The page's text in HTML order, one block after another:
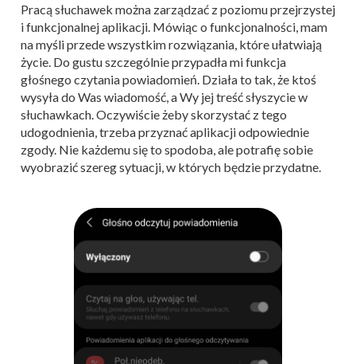
Pracą słuchawek można zarządzać z poziomu przejrzystej
i funkcjonalnej aplikacji. Mówiąc o funkcjonalności, mam
na myśli przede wszystkim rozwiązania, które ułatwiają
życie. Do gustu szczególnie przypadła mi funkcja
głośnego czytania powiadomień. Działa to tak, że ktoś
wysyła do Was wiadomość, a Wy jej treść słyszycie w
słuchawkach. Oczywiście żeby skorzystać z tego
udogodnienia, trzeba przyznać aplikacji odpowiednie
zgody. Nie każdemu się to spodoba, ale potrafię sobie
wyobrazić szereg sytuacji, w których będzie przydatne.